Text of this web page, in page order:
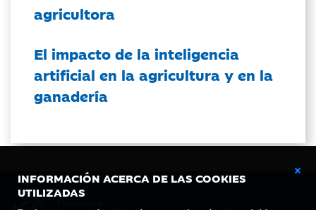
INFORMACIÓN ACERCA DE LAS COOKIES
UTILIZADAS
agricultora
El impacto de la inteligencia
artificial en la agricultura y en la
ganadería